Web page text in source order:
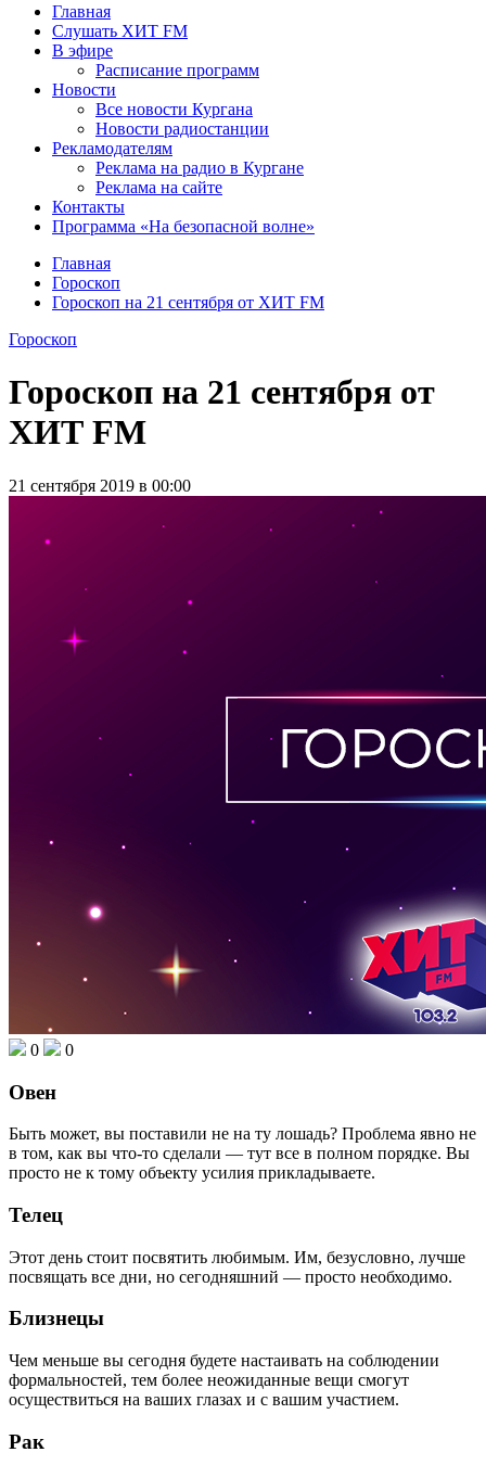
Главная
Слушать ХИТ FM
В эфире
Расписание программ
Новости
Все новости Кургана
Новости радиостанции
Рекламодателям
Реклама на радио в Кургане
Реклама на сайте
Контакты
Программа «На безопасной волне»
Главная
Гороскоп
Гороскоп на 21 сентября от ХИТ FM
Гороскоп
Гороскоп на 21 сентября от
ХИТ FM
21 сентября 2019 в 00:00
0 0
Овен
Быть может, вы поставили не на ту лошадь? Проблема явно не
в том, как вы что-то сделали — тут все в полном порядке. Вы
просто не к тому объекту усилия прикладываете.
Телец
Этот день стоит посвятить любимым. Им, безусловно, лучше
посвящать все дни, но сегодняшний — просто необходимо.
Близнецы
Чем меньше вы сегодня будете настаивать на соблюдении
формальностей, тем более неожиданные вещи смогут
осуществиться на ваших глазах и с вашим участием.
Рак